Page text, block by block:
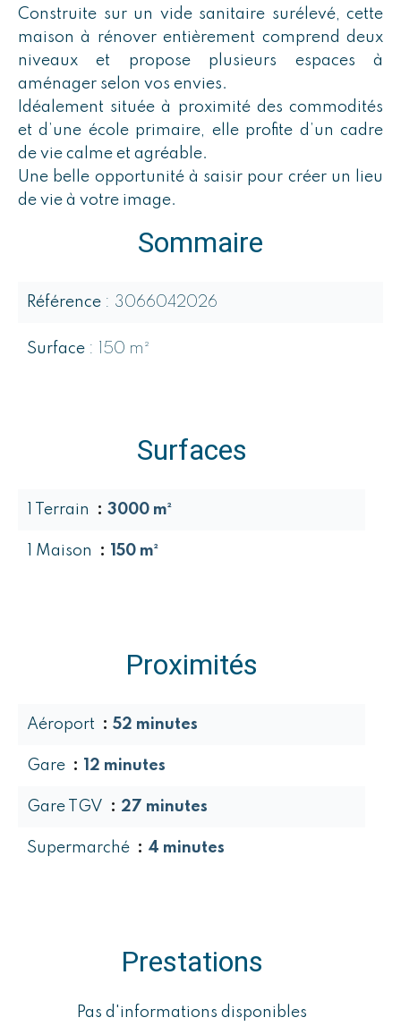
Construite sur un vide sanitaire surélevé, cette
maison à rénover entièrement comprend deux
niveaux et propose plusieurs espaces à
aménager selon vos envies.
Idéalement située à proximité des commodités
et d’une école primaire, elle profite d’un cadre
de vie calme et agréable.
Une belle opportunité à saisir pour créer un lieu
de vie à votre image.
Sommaire
Référence 3066042026
Surface 150 m²
Surfaces
1 Terrain 3000 m²
1 Maison 150 m²
Proximités
Aéroport 52 minutes
Gare 12 minutes
Gare TGV 27 minutes
Supermarché 4 minutes
Prestations
Pas d'informations disponibles